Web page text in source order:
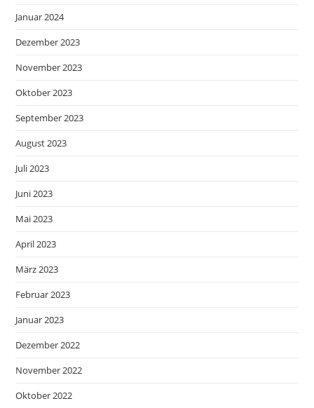
Januar 2024
Dezember 2023
November 2023
Oktober 2023
September 2023
August 2023
Juli 2023
Juni 2023
Mai 2023
April 2023
März 2023
Februar 2023
Januar 2023
Dezember 2022
November 2022
Oktober 2022